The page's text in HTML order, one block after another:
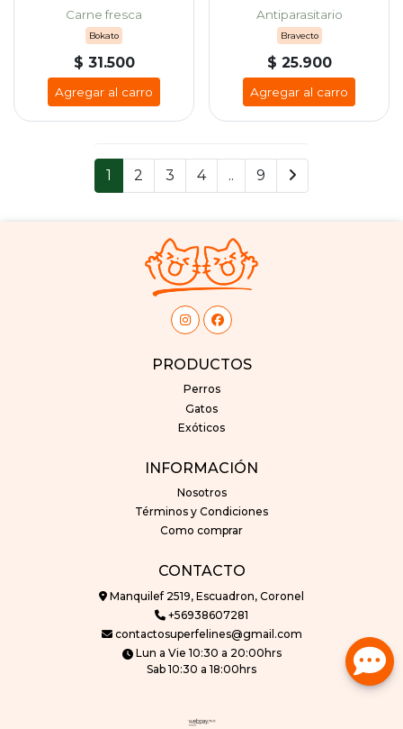
Carne fresca
Bokato
$ 31.500
Agregar al carro
Antiparasitario
Bravecto
$ 25.900
Agregar al carro
1 2 3 4 .. 9
PRODUCTOS
Perros
Gatos
Exóticos
INFORMACIÓN
Nosotros
Términos y Condiciones
Como comprar
CONTACTO
Manquilef 2519, Escuadron, Coronel
+56938607281
contactosuperfelines@gmail.com
Lun a Vie 10:30 a 20:00hrs
Sab 10:30 a 18:00hrs